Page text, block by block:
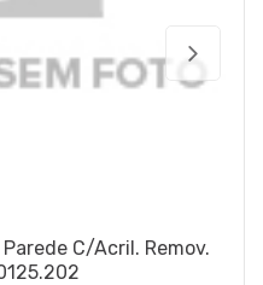
C/Acril. Remov.